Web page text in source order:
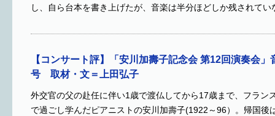
し、自ら台本を書き上げたが、音楽は半分ほどしか残されて
【コンサート評】「安川加壽子記念会 第12回演奏会
号 取材・文＝上田弘子
外交官の父の赴任に伴い1歳で渡仏してから17歳まで、フラン
で過ごし学んだピアニストの安川加壽子(1922～96）。帰国後